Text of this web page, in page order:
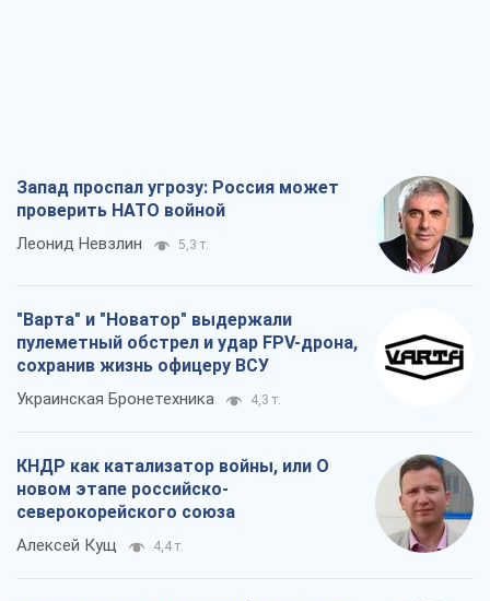
Запад проспал угрозу: Россия может
проверить НАТО войной
Леонид Невзлин 5,3 т.
"Варта" и "Новатор" выдержали
пулеметный обстрел и удар FPV-дрона,
сохранив жизнь офицеру ВСУ
Украинская Бронетехника 4,3 т.
КНДР как катализатор войны, или О
новом этапе российско-
северокорейского союза
Алексей Кущ 4,4 т.